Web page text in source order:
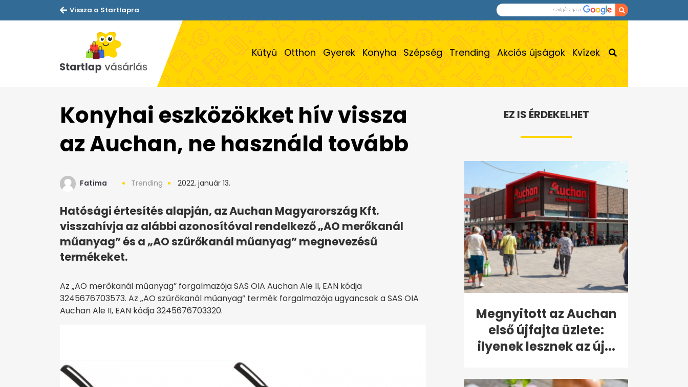
Vissza a Startlapra
Kütyü Otthon Gyerek Konyha Szépség Trending Akciós újságok Kvízek
Konyhai eszközökket hív vissza
az Auchan, ne használd tovább
Fatima Trending 2022. január 13.
Hatósági értesítés alapján, az Auchan Magyarország Kft.
visszahívja az alábbi azonosítóval rendelkező „AO merőkanál
műanyag” és a „AO szűrőkanál műanyag” megnevezésű
termékeket.
Az „AO merőkanál műanyag” forgalmazója SAS OIA Auchan Ale II, EAN kódja
3245676703573. Az „AO szűrőkanál műanyag” termék forgalmazója ugyancsak a SAS OIA
Auchan Ale II, EAN kódja 3245676703320.
EZ IS ÉRDEKELHET
Megnyitott az Auchan
első újfajta üzlete:
ilyenek lesznek az új...